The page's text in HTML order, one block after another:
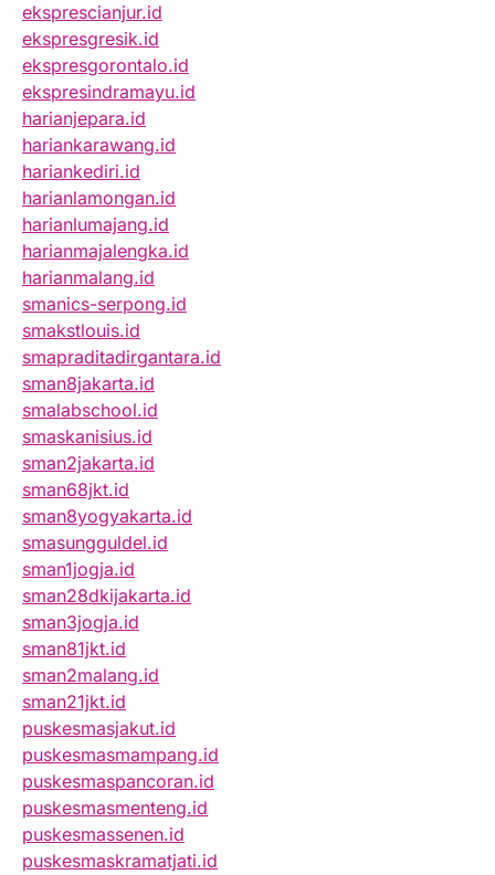
eksprescianjur.id
ekspresgresik.id
ekspresgorontalo.id
ekspresindramayu.id
harianjepara.id
hariankarawang.id
hariankediri.id
harianlamongan.id
harianlumajang.id
harianmajalengka.id
harianmalang.id
smanics-serpong.id
smakstlouis.id
smapraditadirgantara.id
sman8jakarta.id
smalabschool.id
smaskanisius.id
sman2jakarta.id
sman68jkt.id
sman8yogyakarta.id
smasungguldel.id
sman1jogja.id
sman28dkijakarta.id
sman3jogja.id
sman81jkt.id
sman2malang.id
sman21jkt.id
puskesmasjakut.id
puskesmasmampang.id
puskesmaspancoran.id
puskesmasmenteng.id
puskesmassenen.id
puskesmaskramatjati.id